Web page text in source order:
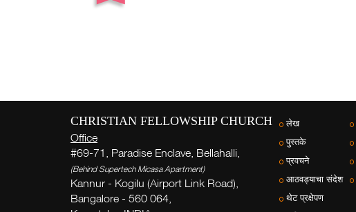
CHRISTIAN FELLOWSHIP CHURCH
Office
#69-71, Paradise Enclave, Bellahalli,
(Behind Supertech Micasa Apartment)
Kannur - Kogilu (Airport Link Road),
Bangalore - 560 064,
लेख
पुस्तके
प्रवचने
आठवड्याचा संदेश
थेट प्रक्षेपण